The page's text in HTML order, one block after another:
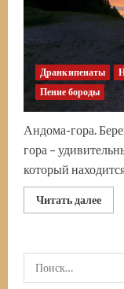
Дранкипенаты
Пение бороды
Андома-гора.
гора –
который
Читать далее
Найти: